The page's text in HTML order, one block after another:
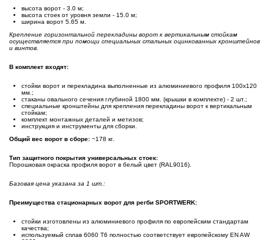
высота ворот - 3.0 м;
высота стоек от уровня земли - 15.0 м;
ширина ворот 5.65 м.
Крепление горизонтальной перекладины ворот к вертикальным стойкам
осуществляется при помощи специальных стальных оцинкованных кронштейнов
и винтов.
В комплект входят:
cтойки ворот и перекладина выполненные из алюминиевого профиля 100х120
мм.;
стаканы овального сечения глубиной 1800 мм. (крышки в комплекте) - 2 шт.;
специальные кронштейны для крепления перекладины ворот к вертикальным
стойкам;
комплект монтажных деталей и метизов;
инструкция и инструменты для сборки.
Общий вес ворот в сборе: ~178 кг.
Тип защитного покрытия универсальных стоек:
Порошковая окраска профиля ворот в белый цвет (RAL9016).
Базовая цена указана за 1 шт.:
Преимущества стационарных ворот для регби SPORTWERK:
стойки изготовлены из алюминиевого профиля по европейским стандартам
качества;
используемый сплав 6060 Т6 полностью соответствует европейскому EN AW